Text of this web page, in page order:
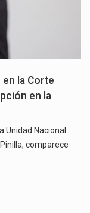
la Corte
en la
Unidad Nacional
comparece